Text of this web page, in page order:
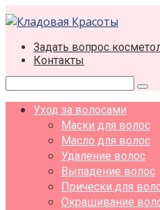
Перейти
к
контентуЗадать вопрос
Контакты
Поиск:
Уход за волосами
Маски для волос
Масло для волос
Удаление волос
Выпадение волос
Прически для
Окрашивание